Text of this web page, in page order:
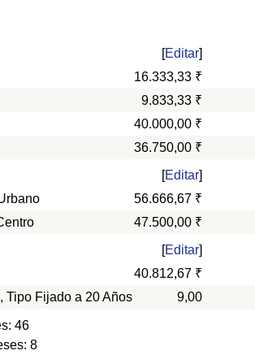
[Editar]
16.333,33 ₹
9.833,33 ₹
40.000,00 ₹
36.750,00 ₹
[Editar]
56.666,67 ₹
47.500,00 ₹
[Editar]
40.812,67 ₹
Tipo Fijado a 20 Años
9,00
46
8